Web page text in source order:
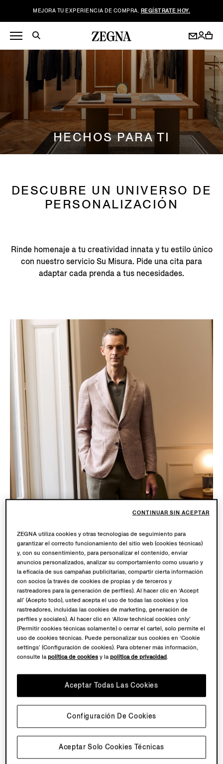
MEJORA TU EXPERIENCIA DE COMPRA. REGÍSTRATE HOY.
HECHOS PARA TI
DESCUBRE UN UNIVERSO DE
PERSONALIZACIÓN
Rinde homenaje a tu creatividad innata y tu estilo único
con nuestro servicio Su Misura. Pide una cita para
adaptar cada prenda a tus necesidades.
SU MISURA
Descubre un vestuario innovador y personalizable
creado para ti y pensado para esa ocasión especial con
Su Misura (nuestro mundo de prendas hechas a
medida). Como la materialización de la producción
artesanal en su máxima expresión de creatividad, Su
Misura te permite personalizar el corte, los tejidos y los
acabados de los inconfundibles modelos de ZEGNA.
Ver Detalles
ZEGNA utiliza cookies y otras tecnologías de seguimiento para
garantizar el correcto funcionamiento del sitio web (cookies técnicas)
y, con su consentimiento, para personalizar el contenido, enviar
anuncios personalizados, analizar su comportamiento como usuario y
la eficacia de sus campañas publicitarias, compartir cierta información
con socios (a través de cookies de propias y de terceros y
rastreadores para la generación de perfiles). Al hacer clic en ‘Accept
all’ (Acepto todo), usted acepta el uso de todas las cookies y los
rastreadores, incluidas las cookies de marketing, generación de
perfiles y sociales). Al hacer clic en ‘Allow technical cookies only’
(Permitir cookies técnicas solamente) o cerrar el cartel, solo permite el
uso de cookies técnicas. Puede personalizar sus cookies en ‘Cookie
settings’ (Configuración de cookies). Para obtener más información,
consulte lapolítica de cookies y lapolítica de privacidad.
Aceptar Solo Cookies Técnicas
Aceptar Todas Las Cookies
Configuración De Cookies
CONTINUAR SIN ACEPTAR